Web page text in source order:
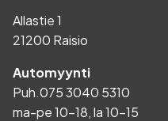
Allastie 1
21200 Raisio
Automyynti
Puh.075 3040 5310
ma-pe 10-18, la 10-15